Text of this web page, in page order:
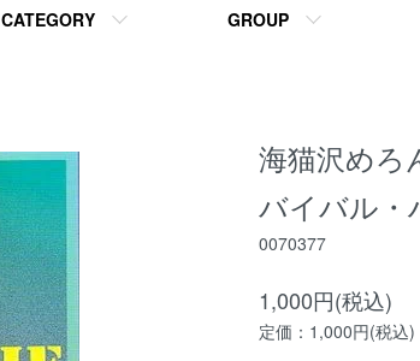
CATEGORY GROUP
海猫沢めろ
バイバル・
0070377
1,000円(税込)
定価：1,000円(税込)